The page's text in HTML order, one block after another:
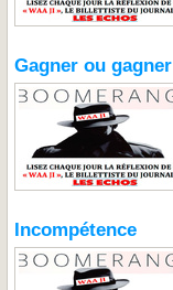
Gagner ou gagner
Incompétence